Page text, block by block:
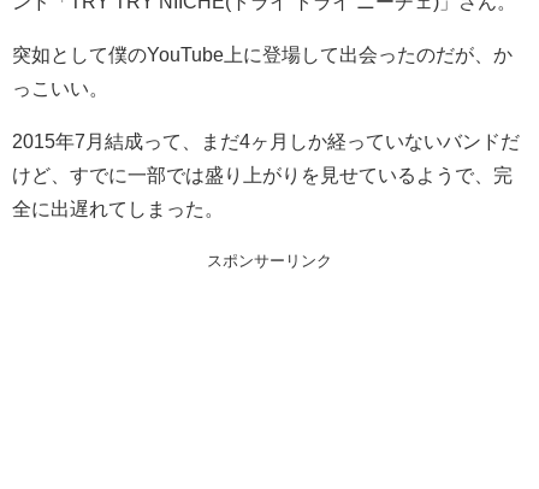
突如として僕のYouTube上に登場して出会ったのだが、か
っこいい。
2015年7月結成って、まだ4ヶ月しか経っていないバンドだ
けど、すでに一部では盛り上がりを見せているようで、完
全に出遅れてしまった。
スポンサーリンク